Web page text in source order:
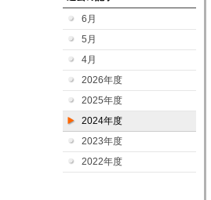
6月
5月
4月
2026年度
2025年度
2024年度
2023年度
2022年度